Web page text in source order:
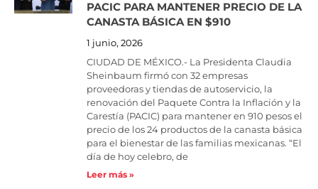
PACIC PARA MANTENER PRECIO DE LA
CANASTA BÁSICA EN $910
1 junio, 2026
CIUDAD DE MÉXICO.- La Presidenta Claudia
Sheinbaum firmó con 32 empresas
proveedoras y tiendas de autoservicio, la
renovación del Paquete Contra la Inflación y la
Carestía (PACIC) para mantener en 910 pesos el
precio de los 24 productos de la canasta básica
para el bienestar de las familias mexicanas. “El
día de hoy celebro, de
Leer más »